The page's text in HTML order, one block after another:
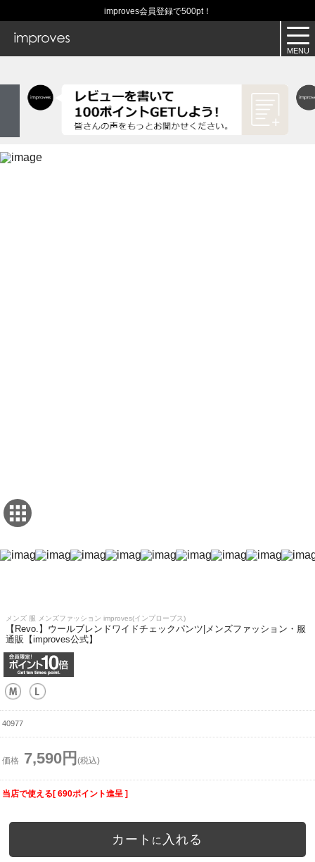
improves会員登録で500pt！
メンズ 服 メンズファッション improves(インプローブス)
【Revo.】ウールブレンドワイドチェックパンツ|メンズファッション・服
通販【improves公式】
40977
価格 7,590円 (税込)
当店で使える[ 690ポイント進呈 ]
カート に 入れる